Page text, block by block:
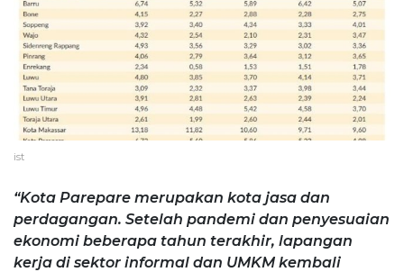
ist
“Kota Parepare merupakan kota jasa dan
perdagangan. Setelah pandemi dan penyesuaian
ekonomi beberapa tahun terakhir, lapangan
kerja di sektor informal dan UMKM kembali